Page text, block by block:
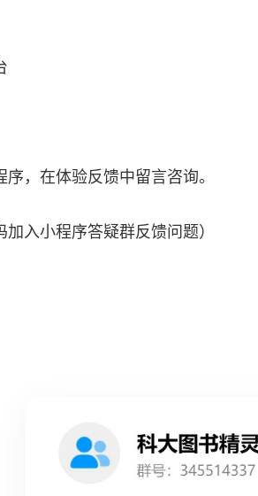
，在体验反馈中留言咨询。
入小程序答疑群反馈问题）